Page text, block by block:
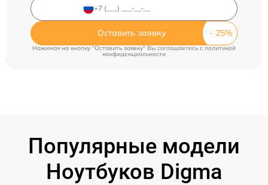
Оставить заявку
Нажимая на кнопку "Оставить заявку" Вы соглашаетесь cполитикой
конфиденциальности
Популярные модели
Ноутбуков Digma